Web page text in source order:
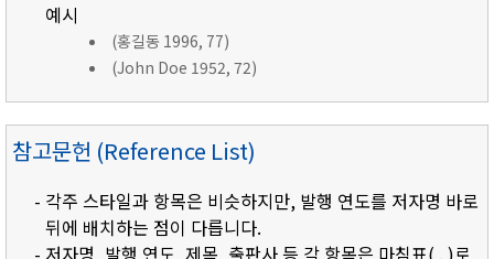
예시
(홍길동 1996, 77)
(John Doe 1952, 72)
참고문헌 (Reference List)
- 각주 스타일과 항목은 비슷하지만, 발행 연도를 저자명 바로
뒤에 배치하는 점이 다릅니다.